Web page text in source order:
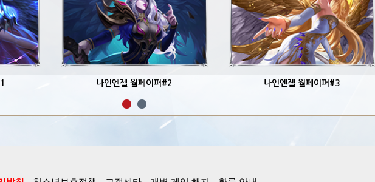
나인엔젤 월페이퍼#2 나인엔젤 월페이퍼#3